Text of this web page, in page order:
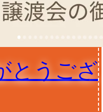
とうござ